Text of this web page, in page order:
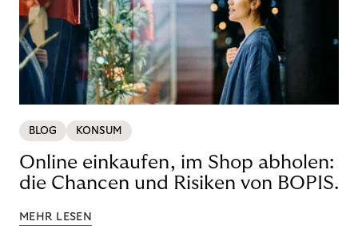
BLOG KONSUM
Online einkaufen, im Shop abholen:
die Chancen und Risiken von BOPIS.
MEHR LESEN